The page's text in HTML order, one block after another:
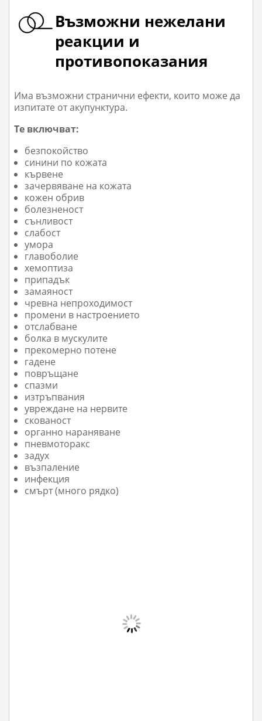
Възможни нежелани
реакции и
противопоказания
Има възможни странични ефекти, които може да
изпитате от акупунктура.
Те включват:
безпокойство
синини по кожата
кървене
зачервяване на кожата
кожен обрив
болезненост
сънливост
слабост
умора
главоболие
хемоптиза
припадък
замаяност
чревна непроходимост
промени в настроението
отслабване
болка в мускулите
прекомерно потене
гадене
повръщане
спазми
изтръпвания
увреждане на нервите
скованост
органно нараняване
пневмоторакс
задух
възпаление
инфекция
смърт (много рядко)